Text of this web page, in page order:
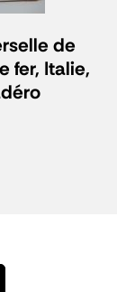
de
fer, Italie,